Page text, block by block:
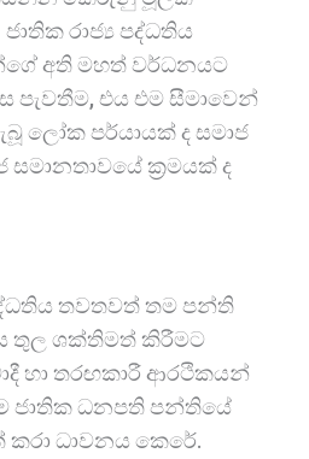
රාජ්‍ය පද්ධතිය
අති මහත් වර්ධනයට
පැවතීම, එය එම සීමාවෙන්
ලෝක පර්යායක් ද සමාජ
සමානතාවයේ ක්‍රමයක් ද
තවතවත් තම පන්ති
තුල ශක්තිමත් කිරීමට
හා තරඟකාරී ආරථිකයන්
ජාතික ධනපති පන්තියේ
ධාවනය කෙරේ.